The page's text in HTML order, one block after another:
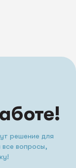
решение для
вопросы,